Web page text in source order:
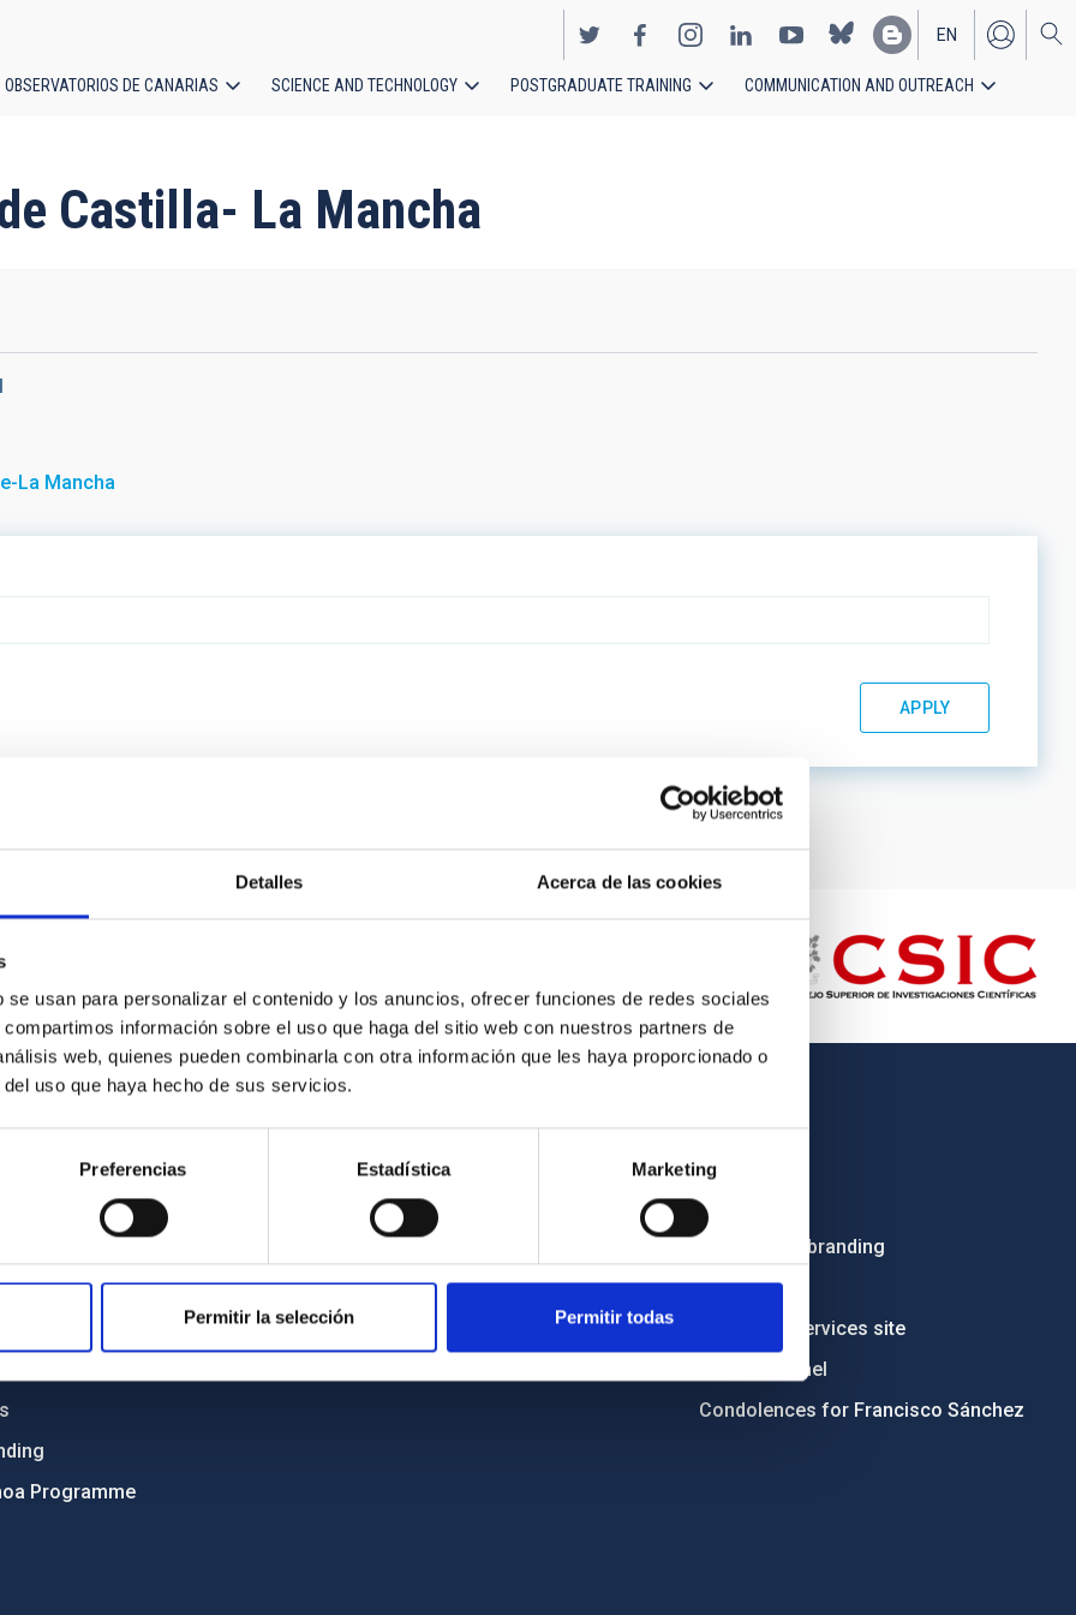
Detalles Acerca de las cookies
usan para personalizar el contenido y los anuncios, ofrecer funciones de redes sociales
información sobre el uso que haga del sitio web con nuestros partners de
web, quienes pueden combinarla con otra información que les haya proporcionado o
uso que haya hecho de sus servicios.
Preferencias Estadística Marketing
Permitir la selección Permitir todas
EN
ES
OBSERVATORIOS DE CANARIAS SCIENCE AND TECHNOLOGY POSTGRADUATE TRAINING COMMUNICATION AND OUTREACH
Castilla- La Mancha
La Mancha
and diversity
Programme
Sitemap
Privacy policy
Cookies policy
Accessibility
Employment
Tenders
Institutional branding
RSS
Electronic services site
Ethics channel
Condolences for Francisco Sánchez